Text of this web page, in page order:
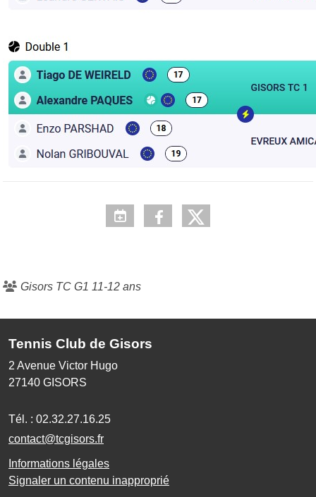
Gisors TC G1 11-12 ans
Tennis Club de Gisors
2 Avenue Victor Hugo
27140 GISORS
Tél. : 02.32.27.16.25
contact@tcgisors.fr
Informations légales
Signaler un contenu inapproprié